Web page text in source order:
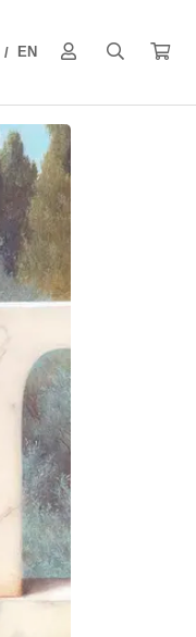
/ EN